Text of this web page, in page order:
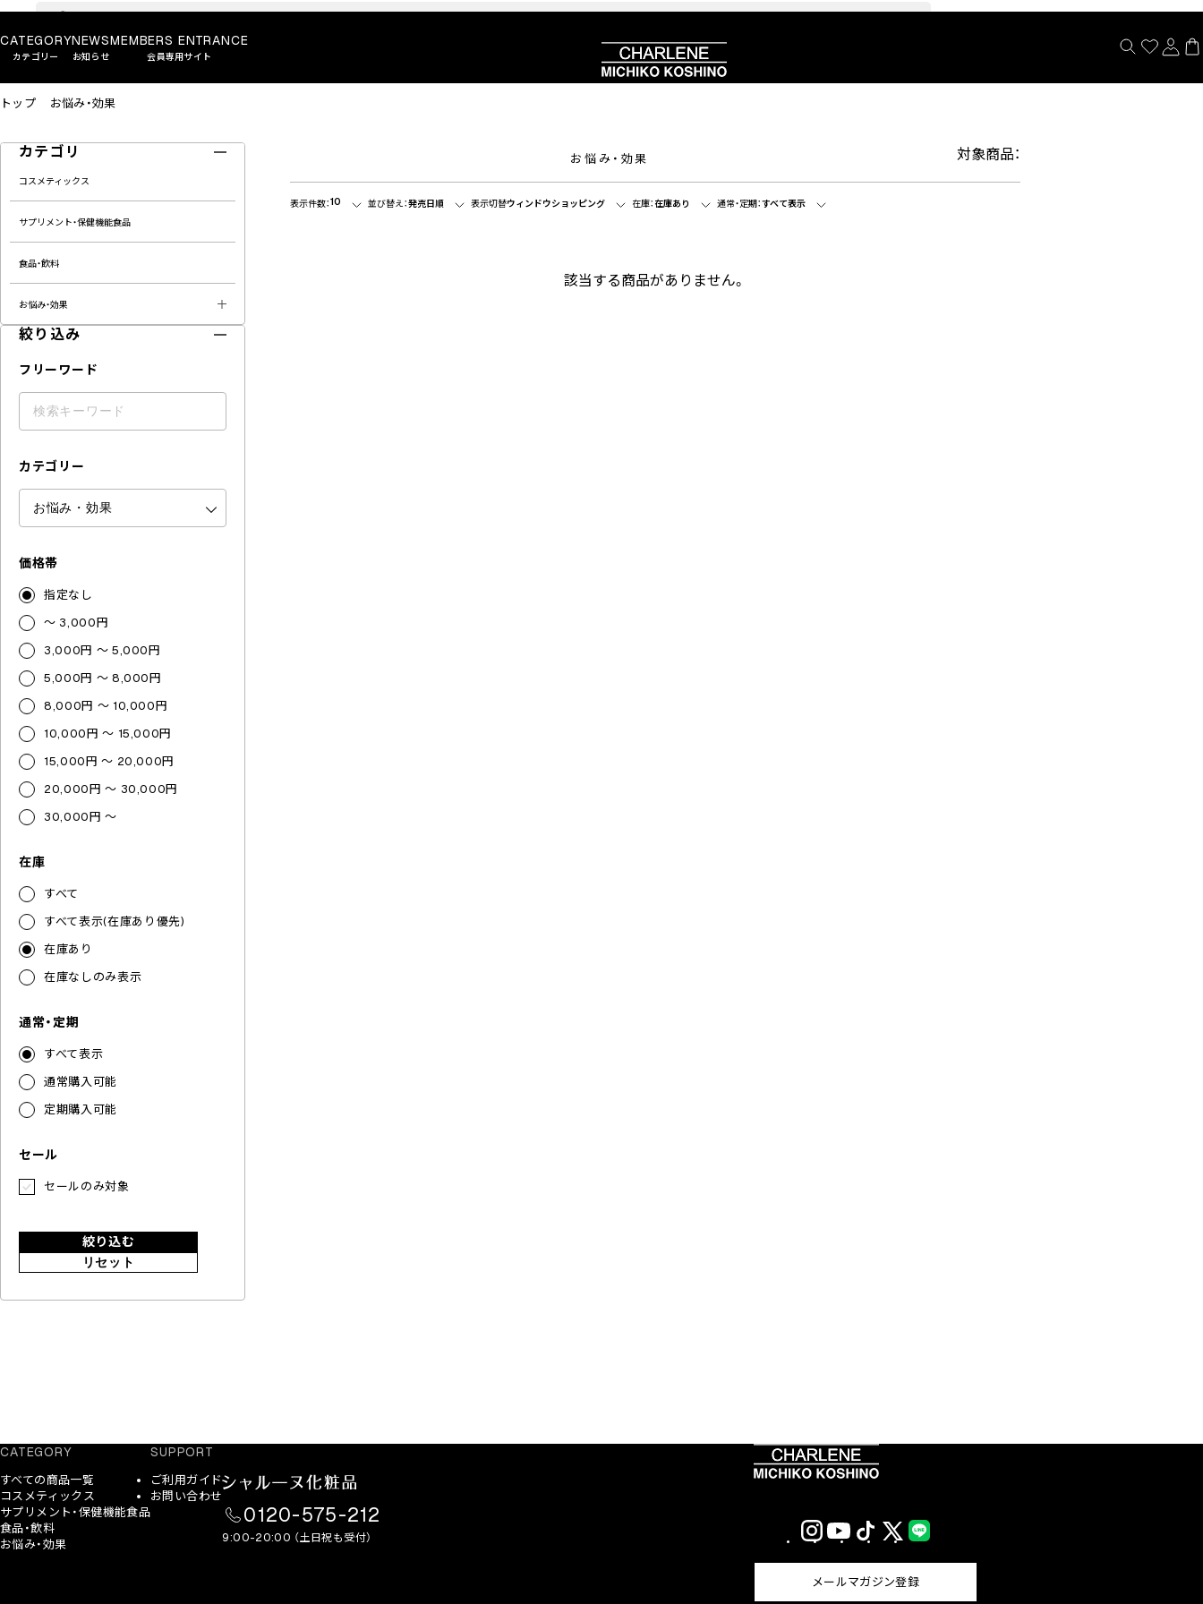
CATEGORY
カテゴリー
NEWS
お知らせ
MEMBERS ENTRANCE
会員専用サイト
トップ お悩み・効果
カテゴリ
コスメティックス
サプリメント・保健機能食品
食品・飲料
お悩み・効果
絞り込み
フリーワード
カテゴリー
価格帯
指定なし
～ 3,000円
3,000円 ～ 5,000円
5,000円 ～ 8,000円
8,000円 ～ 10,000円
10,000円 ～ 15,000円
15,000円 ～ 20,000円
20,000円 ～ 30,000円
30,000円 ～
在庫
すべて
すべて表示(在庫あり優先)
在庫あり
在庫なしのみ表示
通常・定期
すべて表示
通常購入可能
定期購入可能
セール
セールのみ対象
絞り込む
リセット
お悩み・効果 対象商品：
表示件数：10 並び替え：発売日順 表示切替ウィンドウショッピング 在庫：在庫あり 通常・定期：すべて表示
該当する商品がありません。
CATEGORY
すべての商品一覧
コスメティックス
サプリメント・保健機能食品
食品・飲料
お悩み・効果
SUPPORT
ご利用ガイド
お問い合わせ
0120-575-212
9:00-20:00 （土日祝も受付）
InstagramYouTubeTikTok X
(Twitter)
メールマガジン登録